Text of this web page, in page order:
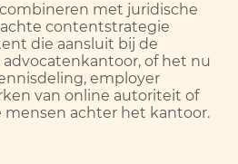
met juridische
contentstrategie
die aansluit bij de
of het nu
employer
van online autoriteit of
mensen achter het kantoor.